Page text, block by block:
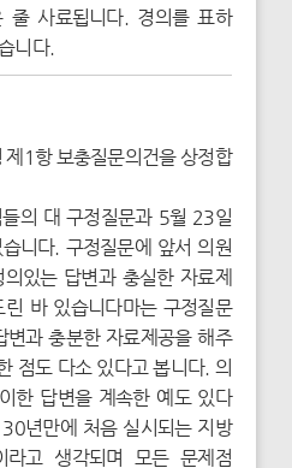
줄 사료됩니다. 경의를 표하
니다.
제1항 보충질문의건을 상정합
의 대 구정질문과 5월 23일
니다. 구정질문에 앞서 의원
있는 답변과 충실한 자료제
바 있습니다마는 구정질문
변과 충분한 자료제공을 해주
점도 다소 있다고 봅니다. 의
한 답변을 계속한 예도 있다
년만에 처음 실시되는 지방
라고 생각되며 모든 문제점